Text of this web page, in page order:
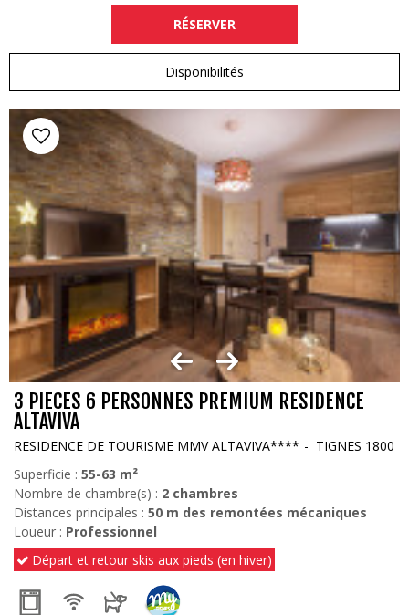
RÉSERVER
Disponibilités
3 PIECES 6 PERSONNES PREMIUM RESIDENCE
ALTAVIVA
RESIDENCE DE TOURISME MMV ALTAVIVA****
TIGNES 1800
Superficie : 55-63 m²
Nombre de chambre(s) : 2 chambres
Distances principales : 50 m des remontées mécaniques
Loueur : Professionnel
Départ et retour skis aux pieds (en hiver)